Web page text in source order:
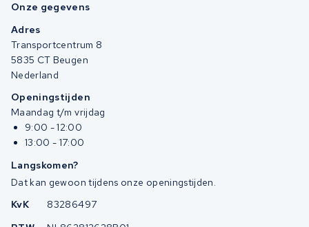
Onze gegevens
Adres
Transportcentrum 8
5835 CT Beugen
Nederland
Openingstijden
Maandag t/m vrijdag
9:00 - 12:00
13:00 - 17:00
Langskomen?
Dat kan gewoon tijdens onze openingstijden.
KvK
83286497